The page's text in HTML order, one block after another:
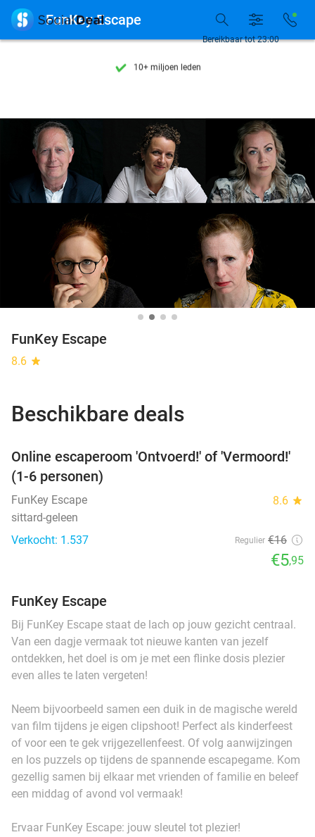
7 dagen per week beschikbaar
10+ miljoen leden
7 dagen per week beschikbaar
10+ miljoen leden
Bereikbaar tot 23:00
 FunKey Escape
FunKey Escape
8.6 star
Beschikbare deals
Online escaperoom 'Ontvoerd!' of 'Vermoord!'
(1-6 personen)
FunKey Escape 8.6 star
sittard-geleen
Verkocht: 1.537
Regulier €16
€5,95
FunKey Escape
Bij FunKey Escape staat de lach op jouw gezicht centraal.
Van een dagje vermaak tot nieuwe kanten van jezelf
ontdekken, het doel is om je met een flinke dosis plezier
even alles te laten vergeten!
Neem bijvoorbeeld samen een duik in de magische wereld
van film tijdens je eigen clipshoot! Perfect als kinderfeest
of voor een te gek vrijgezellenfeest. Of volg aanwijzingen
en los puzzels op tijdens de spannende escapegame. Kom
gezellig samen bij elkaar met vrienden of familie en beleef
een middag of avond vol vermaak!
Ervaar FunKey Escape: jouw sleutel tot plezier!